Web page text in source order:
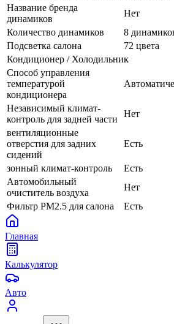
Название бренда
динамиков
Нет
Количество динамиков
8
Подсветка салона
72 цвета
Кондиционер / Холодильник
Способ управления
температурой
кондиционера
Независимый климат-
контроль для задней части
Нет
вентиляционные
отверстия для задних
сидений
Есть
зонный климат-контроль
Есть
Автомобильный
очиститель воздуха
Нет
Фильтр PM2.5 для салона
Есть
Главная
Калькулятор
Авто